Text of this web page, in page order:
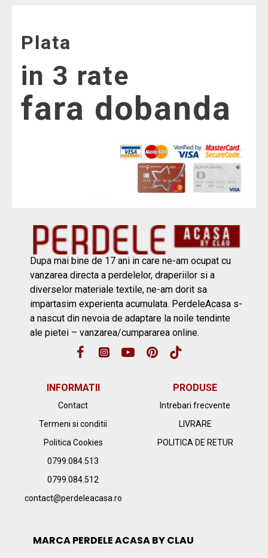
Plata
in 3 rate
fara dobanda
Dupa mai bine de 17 ani in care ne-am ocupat cu
vanzarea directa a perdelelor, draperiilor si a
diverselor materiale textile, ne-am dorit sa
impartasim experienta acumulata. PerdeleAcasa s-
a nascut din nevoia de adaptare la noile tendinte
ale pietei – vanzarea/cumpararea online.
INFORMATII
Contact
Termeni si conditii
Politica Cookies
0799.084.513
0799.084.512
contact@perdeleacasa.ro
PRODUSE
Intrebari frecvente
LIVRARE
POLITICA DE RETUR
MARCA PERDELE ACASA BY CLAU